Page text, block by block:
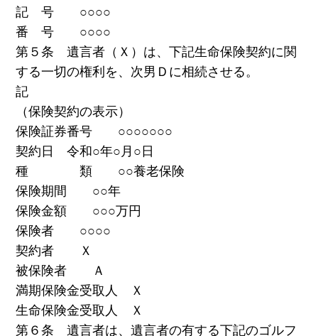
記 号 ○○○○
番 号 ○○○○
第５条 遺言者（Ｘ）は、下記生命保険契約に関
する一切の権利を、次男Ｄに相続させる。
記
（保険契約の表示）
保険証券番号 ○○○○○○○
契約日 令和○年○月○日
種 類 ○○養老保険
保険期間 ○○年
保険金額 ○○○万円
保険者 ○○○○
契約者 Ｘ
被保険者 Ａ
満期保険金受取人 Ｘ
生命保険金受取人 Ｘ
第６条 遺言者は、遺言者の有する下記のゴルフ